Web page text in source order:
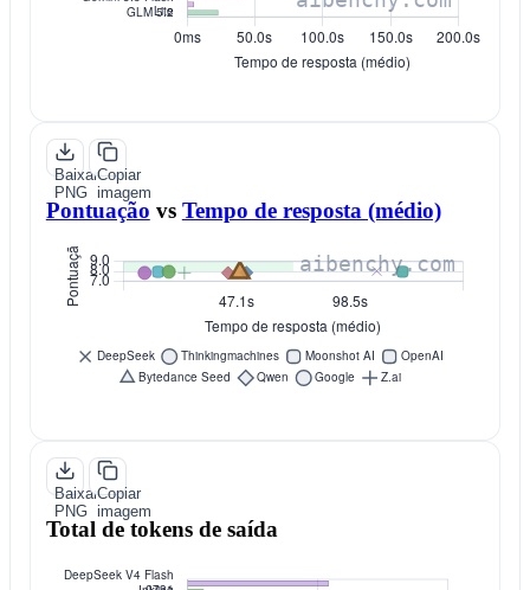
Baixar
PNG
Copiar
imagem
Pontuação vs Tempo de resposta (médio)
Baixar
PNG
Copiar
imagem
Total de tokens de saída